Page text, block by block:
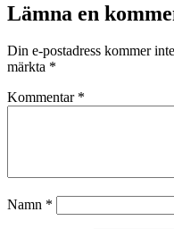
Lämna en
Din e-postadress kommer
märkta *
Kommentar *
Namn *